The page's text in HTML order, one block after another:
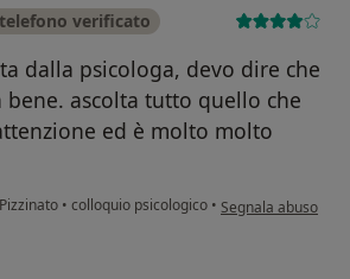
verificato
dalla psicologa, devo dire che
ascolta tutto quello che
ed è molto molto
• colloquio psicologico • secondo l'opinione
Segnala abuso